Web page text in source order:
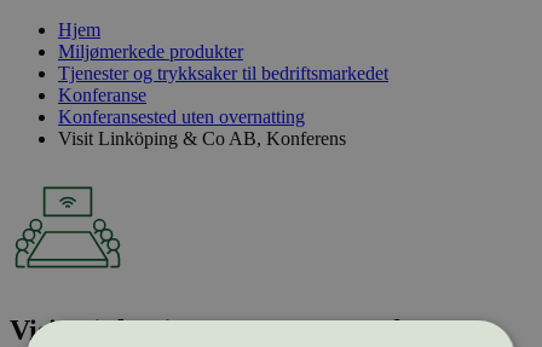
Hjem
Miljømerkede produkter
Tjenester og trykksaker til bedriftsmarkedet
Konferanse
Konferansested uten overnatting
Visit Linköping & Co AB, Konferens
Visit Linköping & Co AB, Konferens